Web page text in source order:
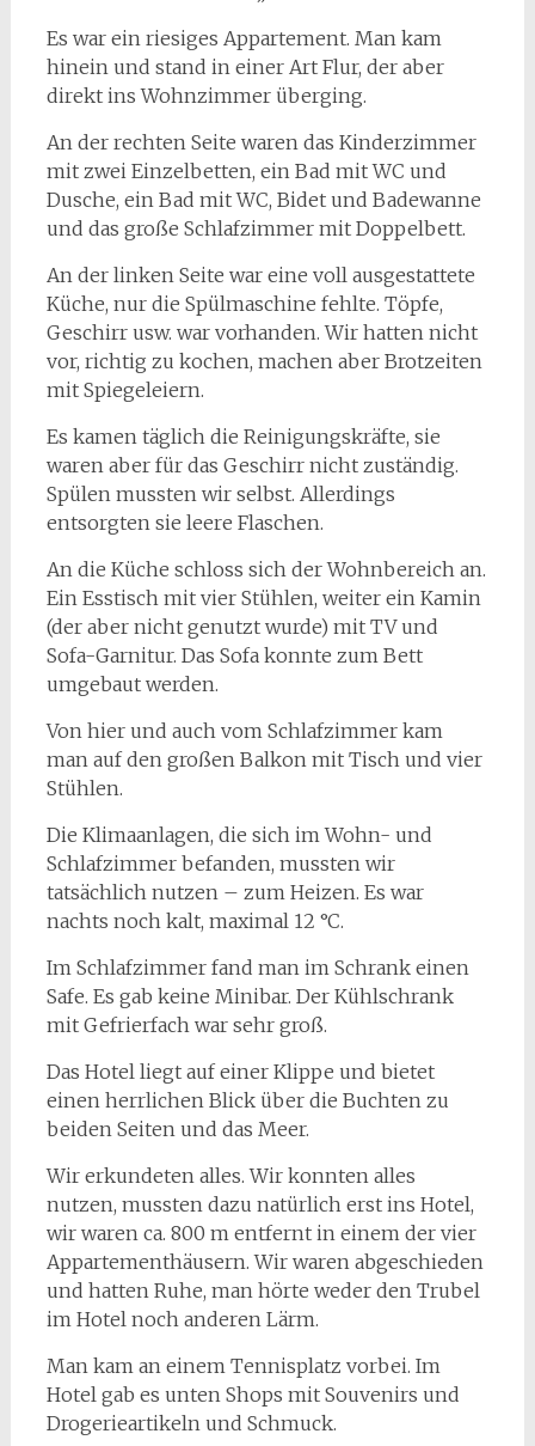
Es war ein riesiges Appartement. Man kam
hinein und stand in einer Art Flur, der aber
direkt ins Wohnzimmer überging.
An der rechten Seite waren das Kinderzimmer
mit zwei Einzelbetten, ein Bad mit WC und
Dusche, ein Bad mit WC, Bidet und Badewanne
und das große Schlafzimmer mit Doppelbett.
An der linken Seite war eine voll ausgestattete
Küche, nur die Spülmaschine fehlte. Töpfe,
Geschirr usw. war vorhanden. Wir hatten nicht
vor, richtig zu kochen, machen aber Brotzeiten
mit Spiegeleiern.
Es kamen täglich die Reinigungskräfte, sie
waren aber für das Geschirr nicht zuständig.
Spülen mussten wir selbst. Allerdings
entsorgten sie leere Flaschen.
An die Küche schloss sich der Wohnbereich an.
Ein Esstisch mit vier Stühlen, weiter ein Kamin
(der aber nicht genutzt wurde) mit TV und
Sofa-Garnitur. Das Sofa konnte zum Bett
umgebaut werden.
Von hier und auch vom Schlafzimmer kam
man auf den großen Balkon mit Tisch und vier
Stühlen.
Die Klimaanlagen, die sich im Wohn- und
Schlafzimmer befanden, mussten wir
tatsächlich nutzen – zum Heizen. Es war
nachts noch kalt, maximal 12 °C.
Im Schlafzimmer fand man im Schrank einen
Safe. Es gab keine Minibar. Der Kühlschrank
mit Gefrierfach war sehr groß.
Das Hotel liegt auf einer Klippe und bietet
einen herrlichen Blick über die Buchten zu
beiden Seiten und das Meer.
Wir erkundeten alles. Wir konnten alles
nutzen, mussten dazu natürlich erst ins Hotel,
wir waren ca. 800 m entfernt in einem der vier
Appartementhäusern. Wir waren abgeschieden
und hatten Ruhe, man hörte weder den Trubel
im Hotel noch anderen Lärm.
Man kam an einem Tennisplatz vorbei. Im
Hotel gab es unten Shops mit Souvenirs und
Drogerieartikeln und Schmuck.